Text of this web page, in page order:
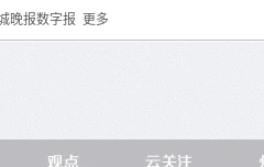
晚报数字报 更多